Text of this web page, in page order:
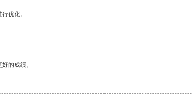
优化。
的成绩。